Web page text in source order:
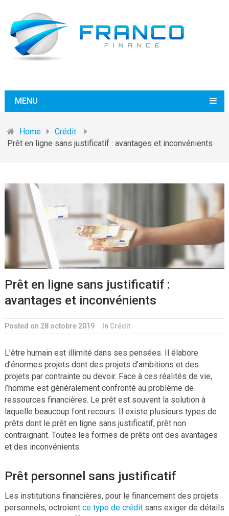
MENU
Home
Crédit
Prêt en ligne sans justificatif : avantages et inconvénients
Prêt en ligne sans justificatif :
avantages et inconvénients
Posted on 28 octobre 2019 In Crédit
L’être humain est illimité dans ses pensées. Il élabore
d’énormes projets dont des projets d’ambitions et des
projets par contrainte ou devoir. Face à ces réalités de vie,
l’homme est généralement confronté au problème de
ressources financières. Le prêt est souvent la solution à
laquelle beaucoup font recours. Il existe plusieurs types de
prêts dont le prêt en ligne sans justificatif, prêt non
contraignant. Toutes les formes de prêts ont des avantages
et des inconvénients.
Prêt personnel sans justificatif
Les institutions financières, pour le financement des projets
personnels, octroient ce type de créditsans exiger de détails